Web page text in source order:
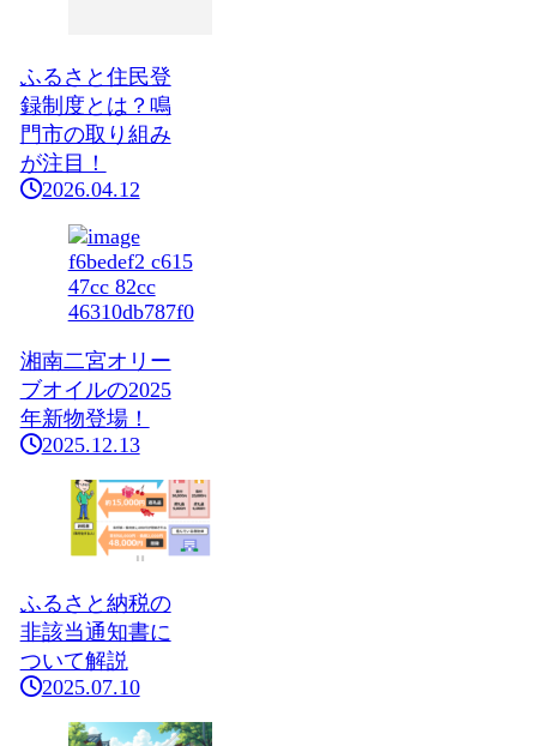
ふるさと住民登
録制度とは？鳴
門市の取り組み
が注目！
2026.04.12
湘南二宮オリー
ブオイルの2025
年新物登場！
2025.12.13
ふるさと納税の
非該当通知書に
ついて解説
2025.07.10